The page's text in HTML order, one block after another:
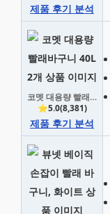
제품 후기 분석
코멧 대용량 빨래바구니
⭐5.0(8,381)
제품 후기 분석